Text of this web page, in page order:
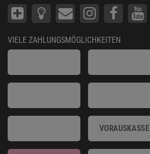
VIELE ZAHLUNGSMÖGLICHKEITEN
VORAUSKASSE